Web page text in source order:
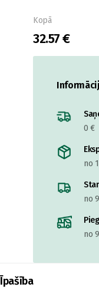
Kopā
32.57 €
0 €
no
no
no
Īpašība